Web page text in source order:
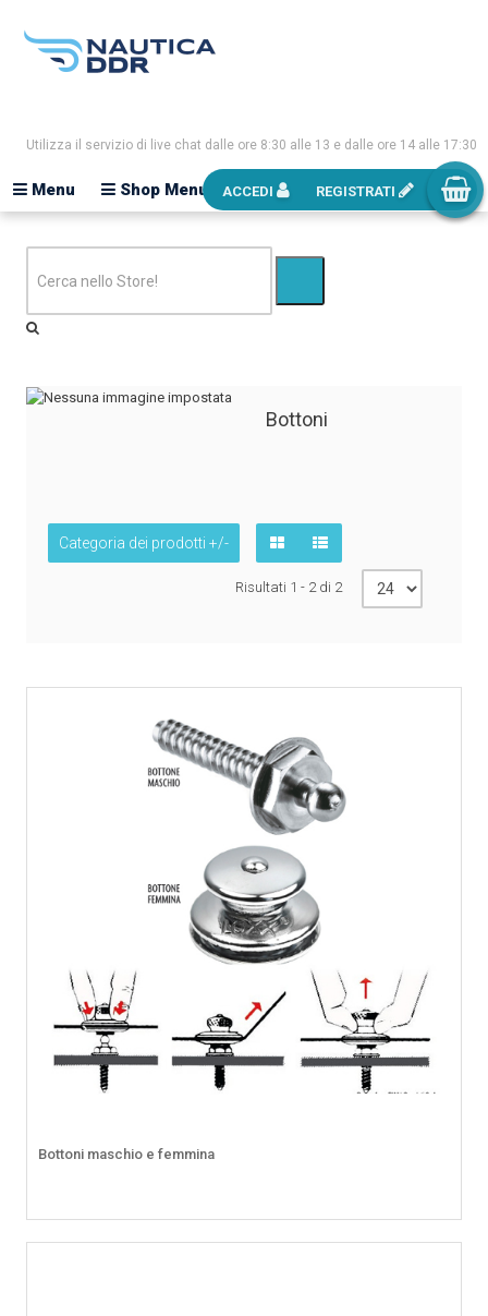
Utilizza il servizio di live chat dalle ore 8:30 alle 13 e dalle ore 14 alle 17:30
Shop Menu
Menu ACCEDI REGISTRATI
Bottoni
Categoria dei prodotti +/-
Risultati 1 - 2 di 2
Bottoni maschio e femmina